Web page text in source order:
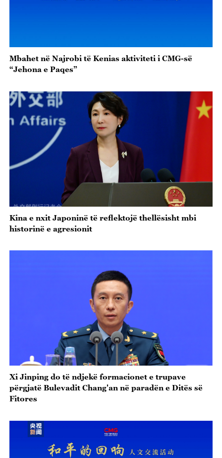
Mbahet në Najrobi të Kenias aktiviteti i CMG-së
“Jehona e Paqes”
Kina e nxit Japoninë të reflektojë thellësisht mbi
historinë e agresionit
Xi Jinping do të ndjekë formacionet e trupave
përgjatë Bulevadit Chang'an në paradën e Ditës së
Fitores